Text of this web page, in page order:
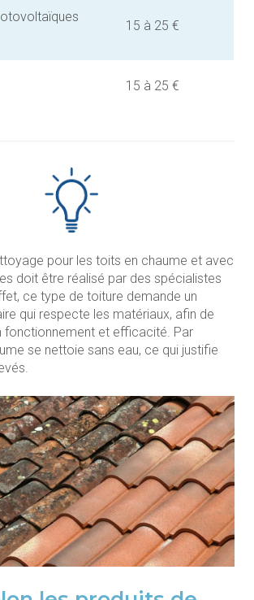
15 à 25 €
15 à 25 €
pour les toits en chaume et avec
doit être réalisé par des spécialistes
ce type de toiture demande un
qui respecte les matériaux, afin de
fonctionnement et efficacité. Par
se nettoie sans eau, ce qui justifie